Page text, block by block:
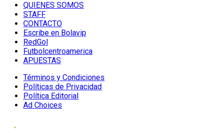
QUIENES SOMOS
STAFF
CONTACTO
Escribe en Bolavip
RedGol
Futbolcentroamerica
APUESTAS
Términos y Condiciones
Políticas de Privacidad
Política Editorial
Ad Choices